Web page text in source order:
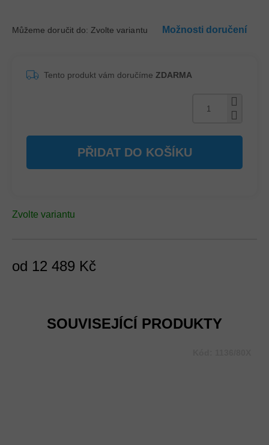
od 12 489 Kč
Zvolte variantu
Můžeme doručit do: Zvolte variantu Možnosti doručení
PŘIDAT DO KOŠÍKU
Tento produkt vám doručíme ZDARMA
SOUVISEJÍCÍ PRODUKTY